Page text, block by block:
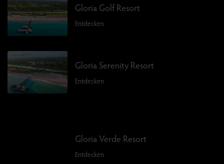
Gloria Golf Resort
Entdecken
Gloria Serenity Resort
Entdecken
Gloria Verde Resort
Entdecken